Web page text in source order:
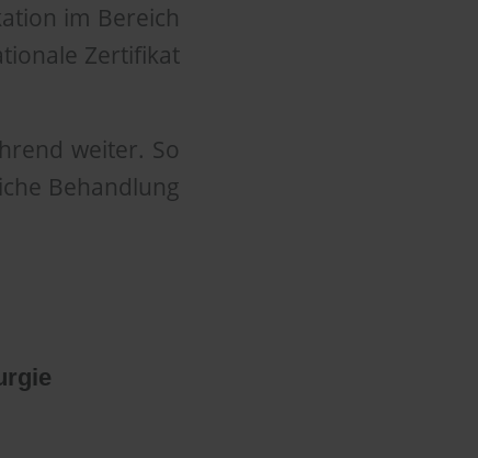
im Bereich
Zertifikat
weiter. So
Behandlung